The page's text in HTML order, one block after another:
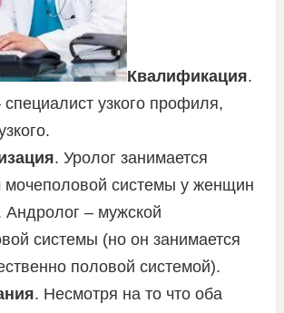
Квалификация.
узкого профиля,
. Уролог занимается
мочеполовой системы у женщин
Андролог – мужской
системы (но он занимается
половой системой).
. Несмотря на то что оба